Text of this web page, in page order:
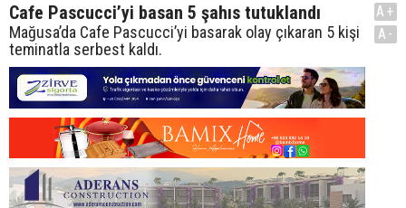
Cafe Pascucci’yi basan 5 şahıs tutuklandı
Mağusa’da Cafe Pascucci’yi basarak olay çıkaran 5 kişi
teminatla serbest kaldı.
A+
A-